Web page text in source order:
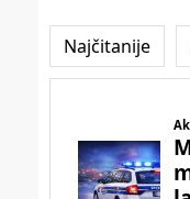
Najčitanije